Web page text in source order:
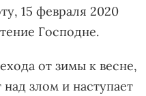
15 февраля 2020
Господне.
от зимы к весне,
злом и наступает